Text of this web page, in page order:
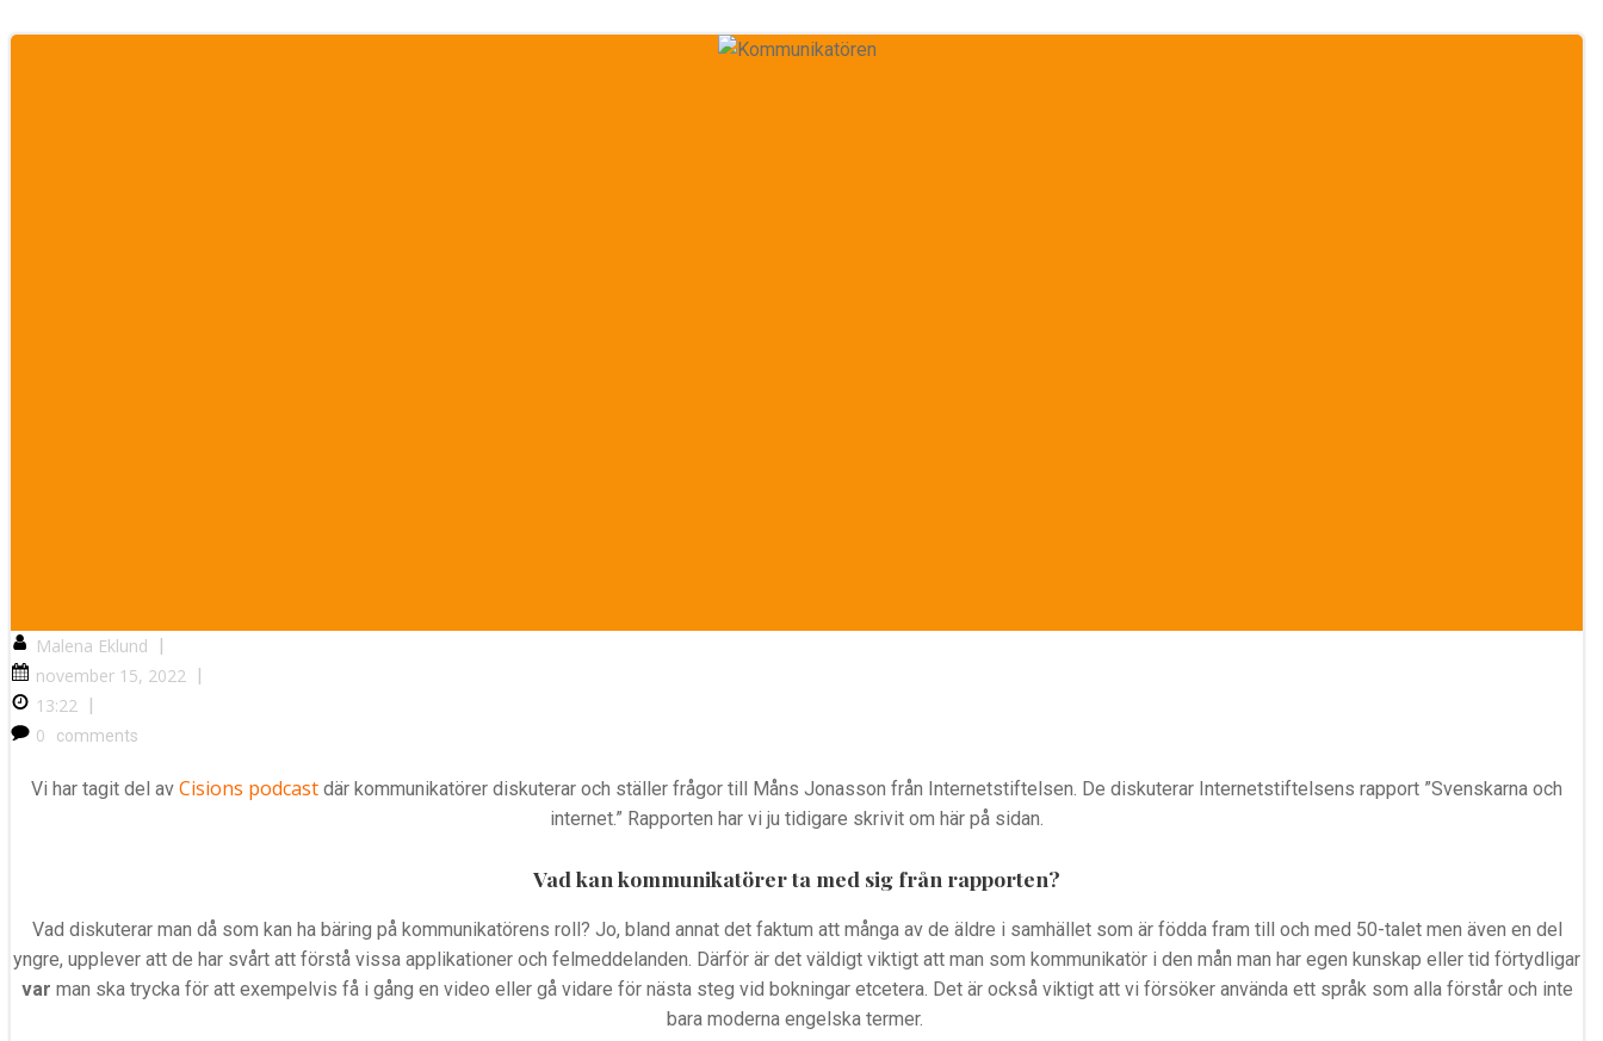
Malena Eklund
november 15, 2022
13:22
0
comments
Vi har tagit del av Cisions podcast där kommunikatörer diskuterar och ställer frågor till Måns Jonasson från Internetstiftelsen. De diskuterar Internetstiftelsens rapport ”Svenskarna och
internet.” Rapporten har vi ju tidigare skrivit om här på sidan.
Vad kan kommunikatörer ta med sig från rapporten?
Vad diskuterar man då som kan ha bäring på kommunikatörens roll? Jo, bland annat det faktum att många av de äldre i samhället som är födda fram till och med 50-talet men även en del
yngre, upplever att de har svårt att förstå vissa applikationer och felmeddelanden. Därför är det väldigt viktigt att man som kommunikatör i den mån man har egen kunskap eller tid förtydligar
var man ska trycka för att exempelvis få i gång en video eller gå vidare för nästa steg vid bokningar etcetera. Det är också viktigt att vi försöker använda ett språk som alla förstår och inte
bara moderna engelska termer.